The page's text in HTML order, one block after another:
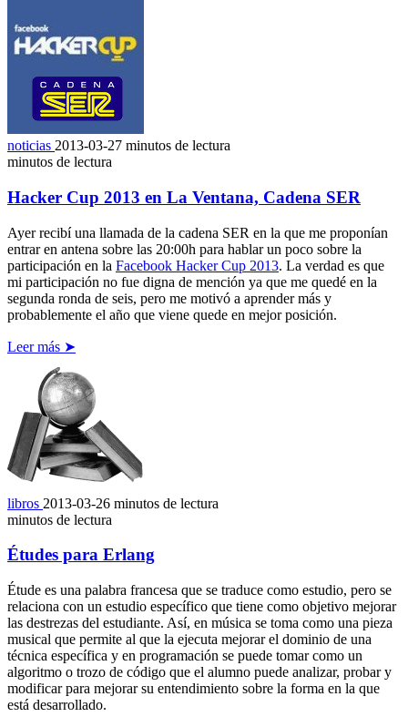
noticias 2013-03-27 minutos de lectura
minutos de lectura
Hacker Cup 2013 en La Ventana, Cadena SER
Ayer recibí una llamada de la cadena SER en la que me proponían
entrar en antena sobre las 20:00h para hablar un poco sobre la
participación en la Facebook Hacker Cup 2013. La verdad es que
mi participación no fue digna de mención ya que me quedé en la
segunda ronda de seis, pero me motivó a aprender más y
probablemente el año que viene quede en mejor posición.
Leer más ➤
libros 2013-03-26 minutos de lectura
minutos de lectura
Études para Erlang
Étude es una palabra francesa que se traduce como estudio, pero se
relaciona con un estudio específico que tiene como objetivo mejorar
las destrezas del estudiante. Así, en música se toma como una pieza
musical que permite al que la ejecuta mejorar el dominio de una
técnica específica y en programación se puede tomar como un
algoritmo o trozo de código que el alumno puede analizar, probar y
modificar para mejorar su entendimiento sobre la forma en la que
está desarrollado.